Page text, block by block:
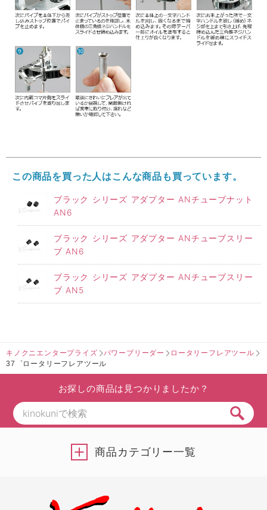
この商品を買った人はこんな商品も買っています。
ブラック シリーズ アダプター ANチューブナット
AN6
ブラック シリーズ アダプター ANチューブスリー
ブ AN6
ブラック シリーズ アダプター ANチューブスリー
ブ AN5
キノクニエンタープライズ パワーブリーダー ロータリーフレアツール
37゜ロータリーフレアツール
お探しの商品は見つかりましたか？
商品カテゴリー一覧